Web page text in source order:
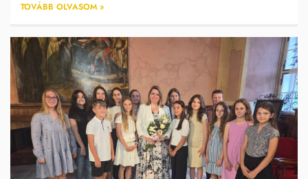
TOVÁBB OLVASOM »